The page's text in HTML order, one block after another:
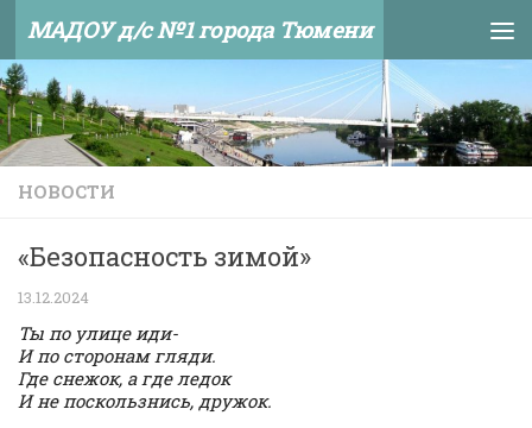
Skip to content
МАДОУ д/с №1 города Тюмени
НОВОСТИ
«Безопасность зимой»
13.12.2024
Ты по улице иди-
И по сторонам гляди.
Где снежок, а где ледок
И не поскользнись, дружок.